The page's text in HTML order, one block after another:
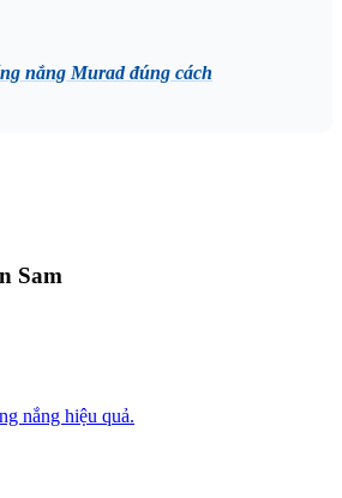
nắng Murad đúng cách
Sam
nắng hiệu quả.